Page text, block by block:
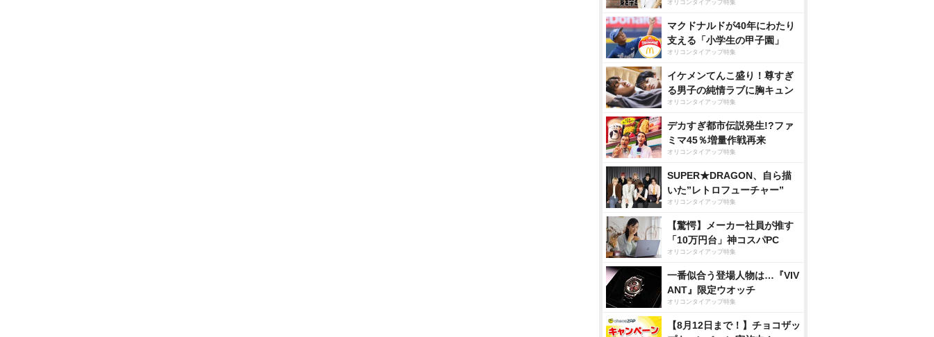
オリコンタイアップ特集
マクドナルドが40年にわたり
支える「小学生の甲子園」
オリコンタイアップ特集
イケメンてんこ盛り！尊すぎ
る男子の純情ラブに胸キュン
オリコンタイアップ特集
デカすぎ都市伝説発生!?ファ
ミマ45％増量作戦再来
オリコンタイアップ特集
SUPER★DRAGON、自ら描
いた”レトロフューチャー”
オリコンタイアップ特集
【驚愕】メーカー社員が推す
「10万円台」神コスパPC
オリコンタイアップ特集
一番似合う登場人物は…『VIV
ANT』限定ウオッチ
オリコンタイアップ特集
【8月12日まで！】チョコザッ